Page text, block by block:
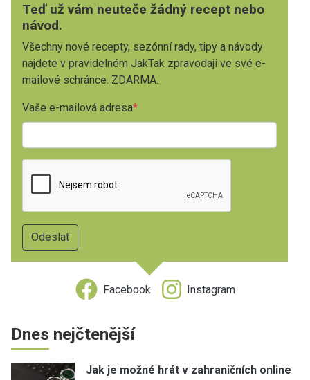
Teď už vám neuteče žádný recept nebo
návod.
Všechny nové recepty, sezónní rady, tipy a návody
najdete v pravidelném JakTak zpravodaji ve své e-
mailové schránce. ZDARMA.
Vaše e-mailová adresa
Facebook Instagram
Dnes nejčtenější
Jak je možné hrát v zahraničních online